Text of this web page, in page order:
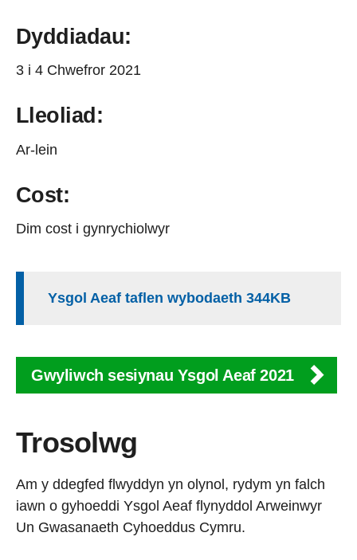
Dyddiadau:
3 i 4 Chwefror 2021
Lleoliad:
Ar-lein
Cost:
Dim cost i gynrychiolwyr
Ysgol Aeaf taflen wybodaeth 344KB
Gwyliwch sesiynau Ysgol Aeaf 2021
Trosolwg
Am y ddegfed flwyddyn yn olynol, rydym yn falch
iawn o gyhoeddi Ysgol Aeaf flynyddol Arweinwyr
Un Gwasanaeth Cyhoeddus Cymru.